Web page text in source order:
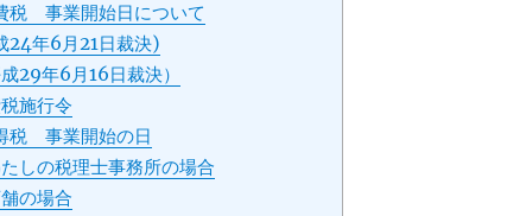
税 事業開始日について
24年6月21日裁決)
成29年6月16日裁決）
施行令
税 事業開始の日
たしの税理士事務所の場合
舗の場合